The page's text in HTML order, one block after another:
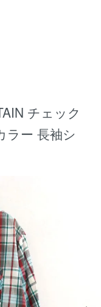
チェック
ラー 長袖シ